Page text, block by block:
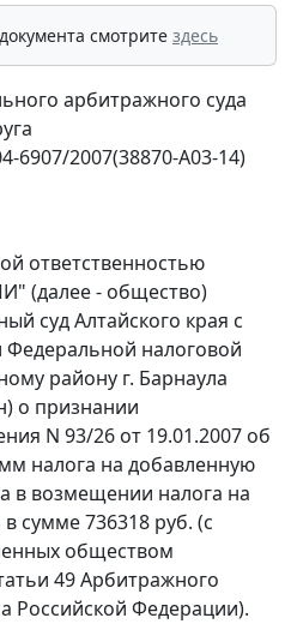
смотрите здесь
арбитражного суда
6907/2007(38870-А03-14)
ответственностью
(далее - общество)
суд Алтайского края с
Федеральной налоговой
району г. Барнаула
о признании
N 93/26 от 19.01.2007 об
налога на добавленную
в возмещении налога на
сумме 736318 руб. (с
обществом
49Арбитражного
Российской Федерации).